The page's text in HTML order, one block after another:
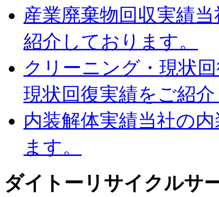
産業廃棄物回収実績
紹介しております。
クリーニング・現状
現状回復実績をご紹
内装解体実績当社の
ます。
ダイトーリサイクルサ